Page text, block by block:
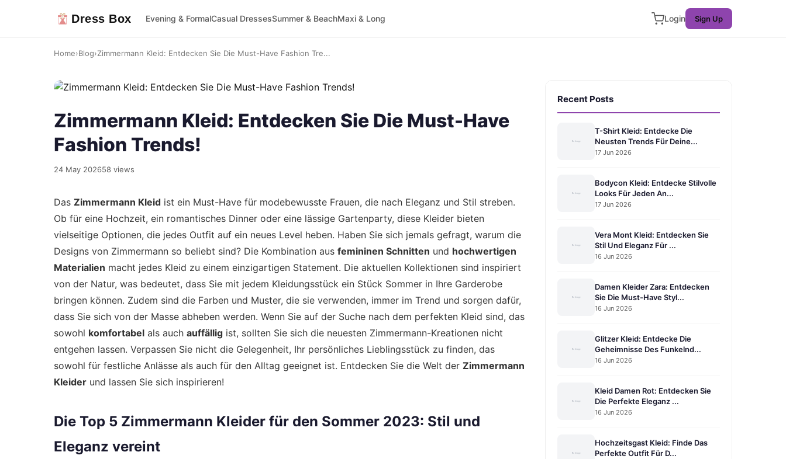
Dress Box Evening & FormalCasual DressesSummer & BeachMaxi & Long Login Sign Up
Home›Blog›Zimmermann Kleid: Entdecken Sie Die Must-Have Fashion Tre...
Zimmermann Kleid: Entdecken Sie Die Must-Have
Fashion Trends!
24 May 202658 views
Das Zimmermann Kleid ist ein Must-Have für modebewusste Frauen, die nach Eleganz und Stil streben.
Ob für eine Hochzeit, ein romantisches Dinner oder eine lässige Gartenparty, diese Kleider bieten
vielseitige Optionen, die jedes Outfit auf ein neues Level heben. Haben Sie sich jemals gefragt, warum die
Designs von Zimmermann so beliebt sind? Die Kombination aus femininen Schnitten und hochwertigen
Materialien macht jedes Kleid zu einem einzigartigen Statement. Die aktuellen Kollektionen sind inspiriert
von der Natur, was bedeutet, dass Sie mit jedem Kleidungsstück ein Stück Sommer in Ihre Garderobe
bringen können. Zudem sind die Farben und Muster, die sie verwenden, immer im Trend und sorgen dafür,
dass Sie sich von der Masse abheben werden. Wenn Sie auf der Suche nach dem perfekten Kleid sind, das
sowohl komfortabel als auch auffällig ist, sollten Sie sich die neuesten Zimmermann-Kreationen nicht
entgehen lassen. Verpassen Sie nicht die Gelegenheit, Ihr persönliches Lieblingsstück zu finden, das
sowohl für festliche Anlässe als auch für den Alltag geeignet ist. Entdecken Sie die Welt der Zimmermann
Kleider und lassen Sie sich inspirieren!
Die Top 5 Zimmermann Kleider für den Sommer 2023: Stil und
Eleganz vereint
Recent Posts
T-Shirt Kleid: Entdecke Die
Neusten Trends Für Deine...
17 Jun 2026
Bodycon Kleid: Entdecke Stilvolle
Looks Für Jeden An...
17 Jun 2026
Vera Mont Kleid: Entdecken Sie
Stil Und Eleganz Für ...
16 Jun 2026
Damen Kleider Zara: Entdecken
Sie Die Must-Have Styl...
16 Jun 2026
Glitzer Kleid: Entdecke Die
Geheimnisse Des Funkelnd...
16 Jun 2026
Kleid Damen Rot: Entdecken Sie
Die Perfekte Eleganz ...
16 Jun 2026
Hochzeitsgast Kleid: Finde Das
Perfekte Outfit Für D...